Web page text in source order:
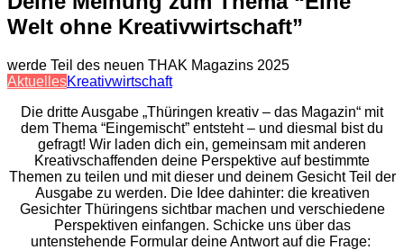
Welt ohne Kreativwirtschaft”
werde Teil des neuen THAK Magazins 2025
AktuellesKreativwirtschaft
Die dritte Ausgabe „Thüringen kreativ – das Magazin“ mit
dem Thema “Eingemischt” entsteht – und diesmal bist du
gefragt! Wir laden dich ein, gemeinsam mit anderen
Kreativschaffenden deine Perspektive auf bestimmte
Themen zu teilen und mit dieser und deinem Gesicht Teil der
Ausgabe zu werden. Die Idee dahinter: die kreativen
Gesichter Thüringens sichtbar machen und verschiedene
Perspektiven einfangen. Schicke uns über das
untenstehende Formular deine Antwort auf die Frage: